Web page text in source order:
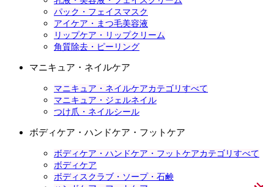
パック・フェイスマスク
アイケア・まつ毛美容液
リップケア・リップクリーム
角質除去・ピーリング
マニキュア・ネイルケア
マニキュア・ネイルケアカテゴリすべて
マニキュア・ジェルネイル
つけ爪・ネイルシール
ボディケア・ハンドケア・フットケア
ボディケア・ハンドケア・フットケアカテゴリすべて
ボディケア
ボディスクラブ・ソープ・石鹸